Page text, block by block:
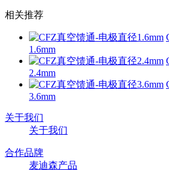
相关推荐
1.6mm
2.4mm
3.6mm
关于我们
关于我们
合作品牌
麦迪森产品